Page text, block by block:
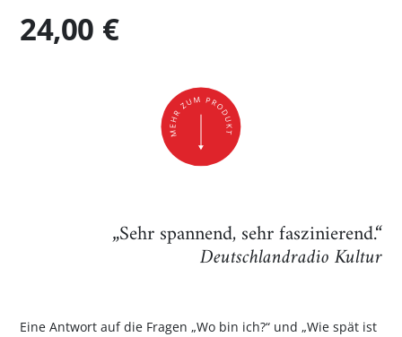
24,00 €
„Sehr spannend, sehr faszinierend.“
Deutschlandradio Kultur
Eine Antwort auf die Fragen „Wo bin ich?“ und „Wie spät ist